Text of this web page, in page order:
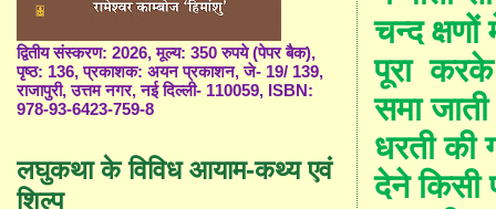
चन्द क्षणों
पूरा करके
समा जाती
धरती की
देने किसी
द्वितीय संस्करण: 2026, मूल्य: 350 रुपये (पेपर बैक),
पृष्ठ: 136, प्रकाशक: अयन प्रकाशन, जे- 19/ 139,
राजापुरी, उत्तम नगर, नई दिल्ली- 110059, ISBN:
978-93-6423-759-8
लघुकथा के विविध आयाम-कथ्य एवं
शिल्प